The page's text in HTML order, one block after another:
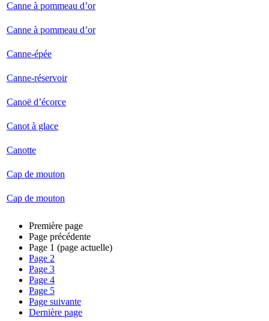
Canne à pommeau d’or
Canne à pommeau d’or
Canne-épée
Canne-réservoir
Canoë d’écorce
Canot à glace
Canotte
Cap de mouton
Cap de mouton
Première page
Page précédente
Page 1 (page actuelle)
Page 2
Page 3
Page 4
Page 5
Page suivante
Dernière page